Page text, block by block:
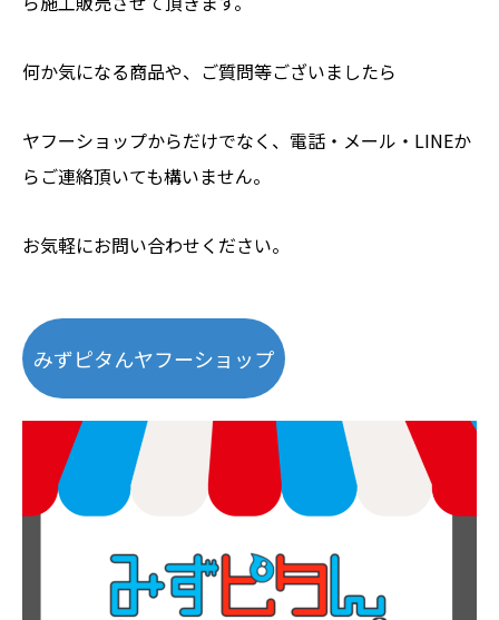
何か気になる商品や、ご質問等ございましたら
ヤフーショップからだけでなく、電話・メール・LINEか
らご連絡頂いても構いません。
お気軽にお問い合わせください。
みずピタんヤフーショップ